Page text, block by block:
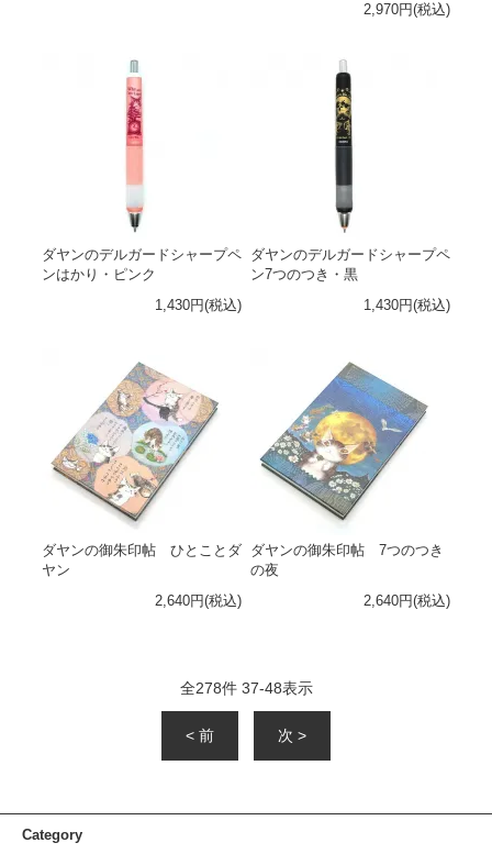
2,970円(税込)
ダヤンのデルガードシャープペ
ンはかり・ピンク
1,430円(税込)
ダヤンのデルガードシャープペ
ン7つのつき・黒
1,430円(税込)
ダヤンの御朱印帖 ひとことダ
ヤン
2,640円(税込)
ダヤンの御朱印帖 7つのつき
の夜
2,640円(税込)
全278件 37-48表示
< 前 次 >
Category